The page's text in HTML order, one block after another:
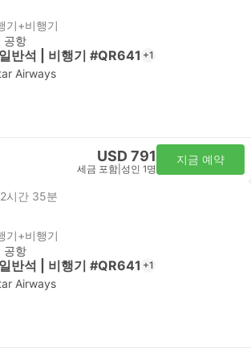
기+비행기
공항
일반석 | 비행기 #QR641 +1
Airways
USD 791
세금 포함 성인 1명
지금 예약
시간 35분
기+비행기
공항
일반석 | 비행기 #QR641 +1
Airways